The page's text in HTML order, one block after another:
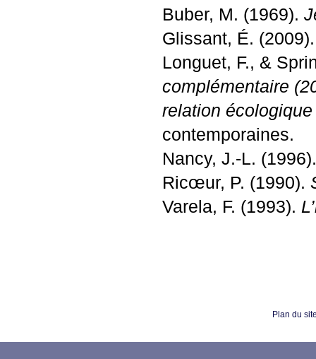
Buber, M. (1969).
Glissant, É.
Longuet, F., &
complémentaire
relation
contemporaines.
Nancy, J.-L.
Ricœur, P. (1990).
Varela, F. (1993).
Plan du